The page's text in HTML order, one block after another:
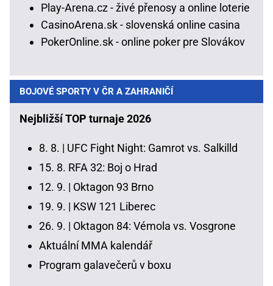
Play-Arena.cz - živé přenosy a online loterie
CasinoArena.sk - slovenská online casina
PokerOnline.sk - online poker pre Slovákov
BOJOVÉ SPORTY V ČR A ZAHRANIČÍ
Nejbližší TOP turnaje 2026
8. 8. | UFC Fight Night: Gamrot vs. Salkilld
15. 8. RFA 32: Boj o Hrad
12. 9. | Oktagon 93 Brno
19. 9. | KSW 121 Liberec
26. 9. | Oktagon 84: Vémola vs. Vosgrone
Aktuální MMA kalendář
Program galavečerů v boxu